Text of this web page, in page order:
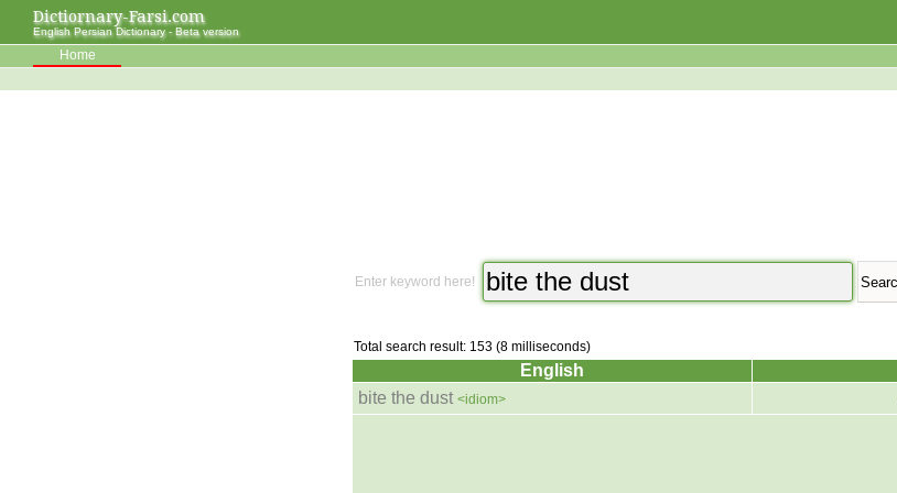
Dictiornary-Farsi.com
English Persian Dictionary - Beta version
Home
Enter keyword here!
Total search result: 153 (8 milliseconds)
English
bite the dust <idiom>